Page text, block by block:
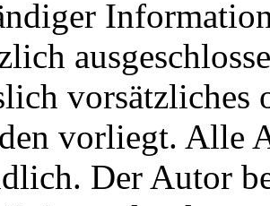
vorsätzliches
vorliegt. Alle
Der Autor